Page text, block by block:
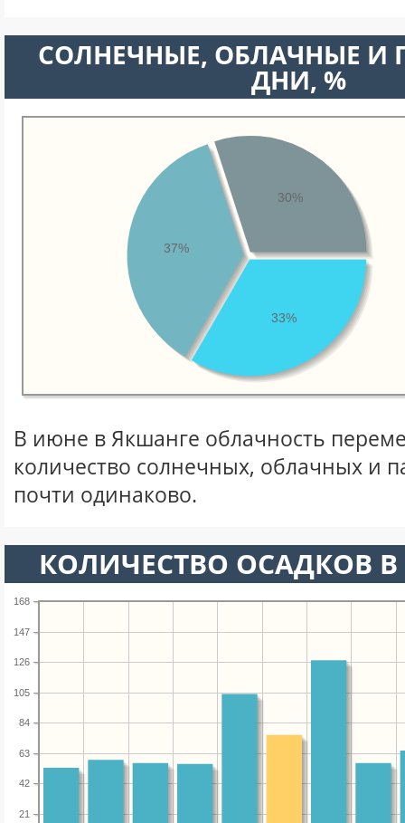
CОЛНЕЧНЫЕ, ОБЛАЧНЫЕ И
ДНИ, %
33%
37%
30%
В июне в Якшанге облачность
количество солнечных, облачных и
почти одинаково.
КОЛИЧЕСТВО ОСАДКОВ
21
42
63
84
105
126
147
168